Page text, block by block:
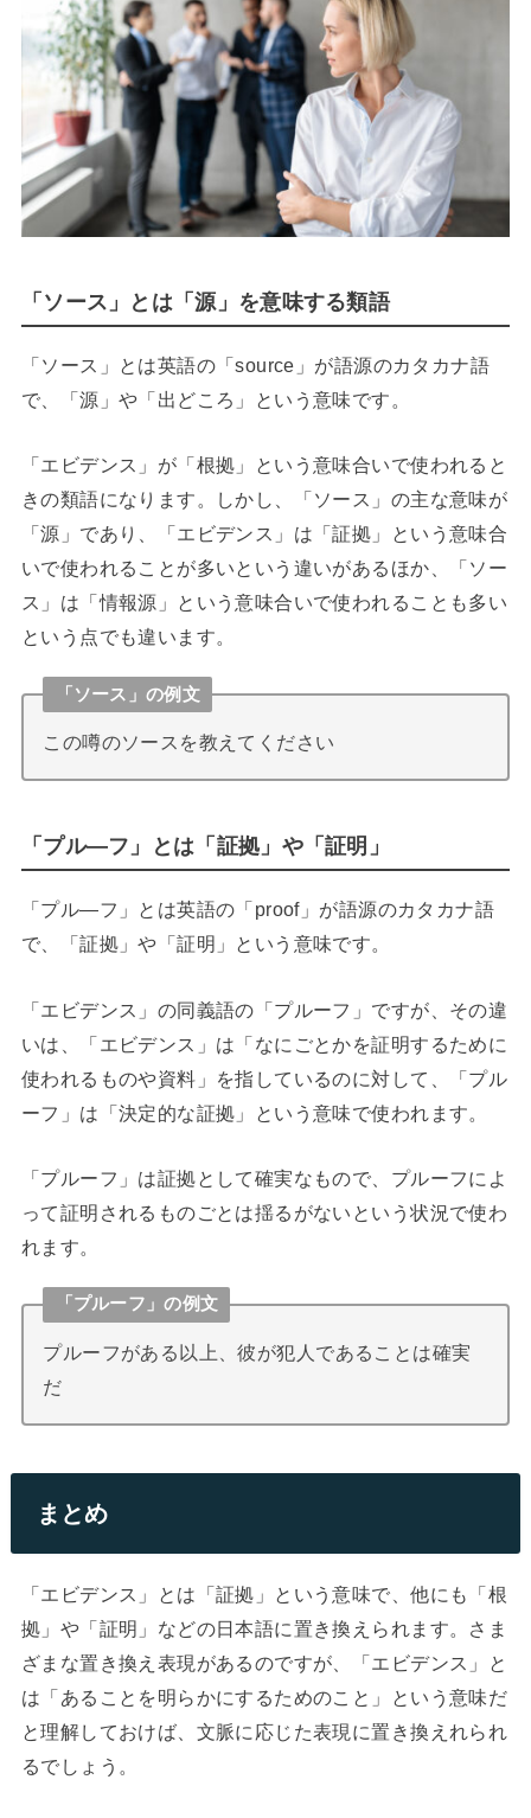
「ソース」とは「源」を意味する類語
「ソース」とは英語の「source」が語源のカタカナ語
で、「源」や「出どころ」という意味です。
「エビデンス」が「根拠」という意味合いで使われると
きの類語になります。しかし、「ソース」の主な意味が
「源」であり、「エビデンス」は「証拠」という意味合
いで使われることが多いという違いがあるほか、「ソー
ス」は「情報源」という意味合いで使われることも多い
という点でも違います。
「ソース」の例文
この噂のソースを教えてください
「プル―フ」とは「証拠」や「証明」
「プル―フ」とは英語の「proof」が語源のカタカナ語
で、「証拠」や「証明」という意味です。
「エビデンス」の同義語の「プルーフ」ですが、その違
いは、「エビデンス」は「なにごとかを証明するために
使われるものや資料」を指しているのに対して、「プル
ーフ」は「決定的な証拠」という意味で使われます。
「プルーフ」は証拠として確実なもので、プルーフによ
って証明されるものごとは揺るがないという状況で使わ
れます。
「プルーフ」の例文
プルーフがある以上、彼が犯人であることは確実
だ
まとめ
「エビデンス」とは「証拠」という意味で、他にも「根
拠」や「証明」などの日本語に置き換えられます。さま
ざまな置き換え表現があるのですが、「エビデンス」と
は「あることを明らかにするためのこと」という意味だ
と理解しておけば、文脈に応じた表現に置き換えれられ
るでしょう。